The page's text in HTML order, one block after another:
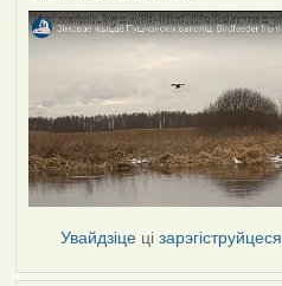
Увайдзіце цізарэгіструйцеся